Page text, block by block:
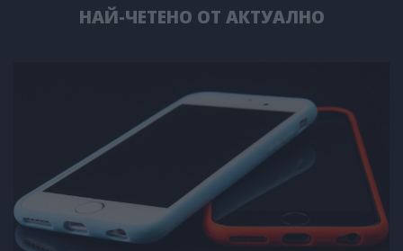
НАЙ-ЧЕТЕНО ОТ АКТУАЛНО